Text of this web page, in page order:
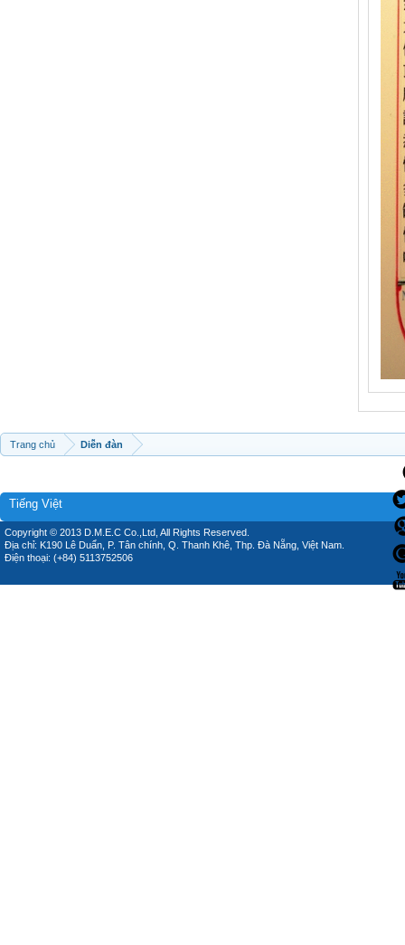
Trang chủ Diễn đàn
Tiếng Việt
Copyright © 2013 D.M.E.C Co.,Ltd, All Rights Reserved.
Địa chỉ: K190 Lê Duẩn, P. Tân chính, Q. Thanh Khê, Thp. Đà Nẵng, Việt Nam.
Điện thoại: (+84) 5113752506